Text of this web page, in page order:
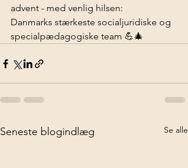
advent - med venlig hilsen:
Danmarks stærkeste socialjuridiske og
specialpædagogiske team 💪🎄
Seneste blogindlæg Se alle